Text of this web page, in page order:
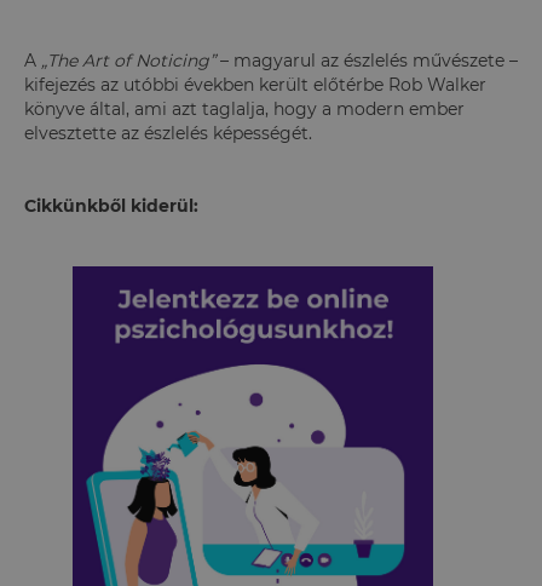
A „The Art of Noticing”– magyarul az észlelés művészete –
kifejezés az utóbbi években került előtérbe Rob Walker
könyve által, ami azt taglalja, hogy a modern ember
elvesztette az észlelés képességét.
Cikkünkből kiderül: